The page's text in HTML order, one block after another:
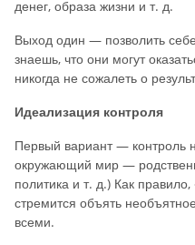
денег, образа жизни и т. д.
Выход один — позволить
знаешь, что они могут
никогда не сожалеть о
Идеализация контроля
Первый вариант — контроль
окружающий мир —
политика и т. д.) Как
стремится объять
всеми.